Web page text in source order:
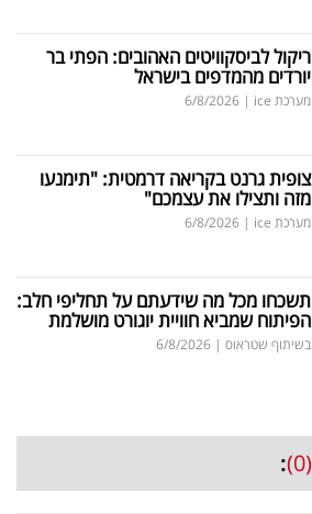
ריקול לביסקוויטים האהובים: הפתי בר
יורדים מהמדפים בישראל
מערכת ice |
6/8/2026
צופית גרנט בקריאה דרמטית: "תימנעו
מזה ותצילו את עצמכם"
מערכת ice |
6/8/2026
תשכחו מכל מה שידעתם על תחליפי חלב:
הפיתוח שמביא חוויית יוגורט מושלמת
בשיתוף שטראוס |
6/8/2026
(0)
: